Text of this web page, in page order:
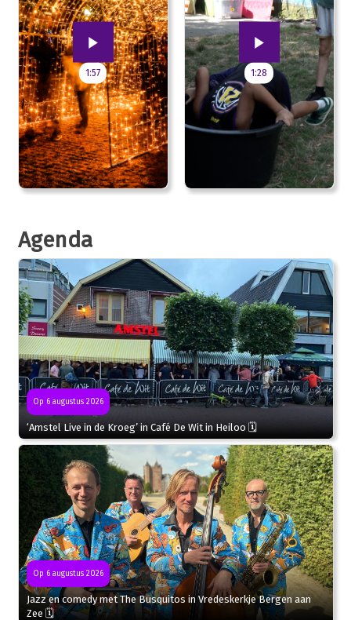
1:57 1:28
Agenda
Op 6 augustus 2026
‘Amstel Live in de Kroeg’ in Café De Wit in Heiloo 🗓
Op 6 augustus 2026
Jazz en comedy met The Busquitos in Vredeskerkje Bergen aan
Zee 🗓